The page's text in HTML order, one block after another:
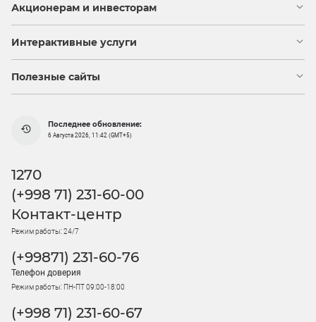
Акционерам и инвесторам
Интерактивные услуги
Полезные сайты
Последнее обновление:
6 Августа 2026, 11:42 (GMT+5)
1270
(+998 71) 231-60-00
Контакт-центр
Режим работы: 24/7
(+99871) 231-60-76
Телефон доверия
Режим работы: ПН-ПТ 09:00-18:00
(+998 71) 231-60-67